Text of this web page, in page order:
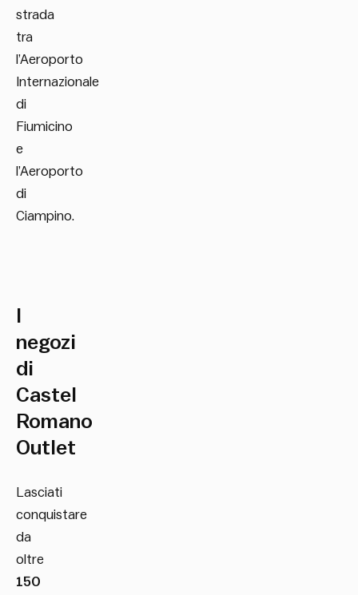
strada
tra
l’Aeroporto
Internazionale
di
Fiumicino
e
l’Aeroporto
di
Ciampino.
negozi
di
Castel
Romano
Outlet
Lasciati
conquistare
da
oltre
150